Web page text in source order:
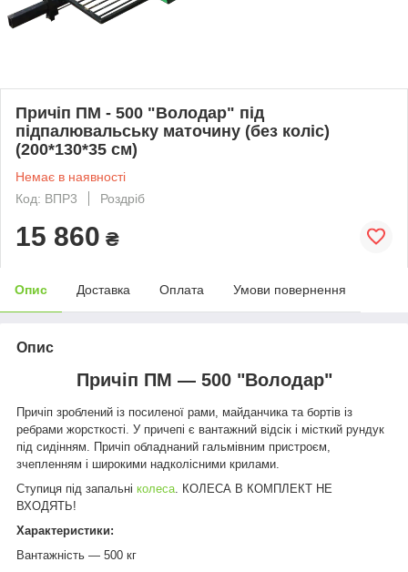
Причіп ПМ - 500 "Володар" під
підпалювальську маточину (без коліс)
(200*130*35 см)
Немає в наявності
Код: ВПР3
Роздріб
15 860 ₴
Опис Доставка Оплата Умови повернення
Опис
Причіп ПМ — 500 "Володар"
Причіп зроблений із посиленої рами, майданчика та бортів із
ребрами жорсткості. У причепі є вантажний відсік і місткий рундук
під сидінням. Причіп обладнаний гальмівним пристроєм,
зчепленням і широкими надколісними крилами.
Ступиця під запальні колеса. КОЛЕСА В КОМПЛЕКТ НЕ
ВХОДЯТЬ!
Характеристики:
Вантажність — 500 кг